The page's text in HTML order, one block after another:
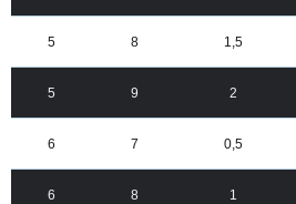
5 8 1,5
5 9 2
6 7 0,5
6 8 1